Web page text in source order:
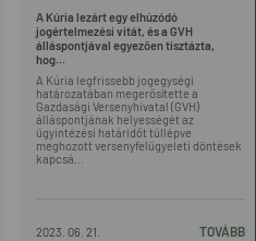
A Kúria lezárt egy elhúzódó
jogértelmezési vitát, és a GVH
álláspontjával egyezően tisztázta,
hog...
A Kúria legfrissebb jogegységi
határozatában megerősítette a
Gazdasági Versenyhivatal (GVH)
álláspontjának helyességét az
ügyintézési határidőt túllépve
meghozott versenyfelügyeleti döntések
kapcsá...
2023. 06. 21. TOVÁBB